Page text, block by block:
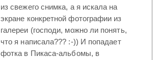
из свежего снимка, а я искала на
экране конкретной фотографии из
галереи (господи, можно ли понять,
что я написала??? :-)) И попадает
фотка в Пикаса-альбомы, в